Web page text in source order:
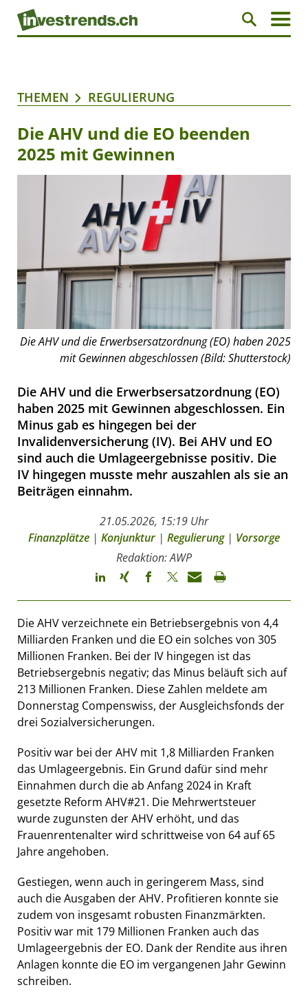
THEMEN REGULIERUNG
Die AHV und die EO beenden
2025 mit Gewinnen
Die AHV und die Erwerbsersatzordnung (EO) haben 2025
mit Gewinnen abgeschlossen (Bild: Shutterstock)
Die AHV und die Erwerbsersatzordnung (EO)
haben 2025 mit Gewinnen abgeschlossen. Ein
Minus gab es hingegen bei der
Invalidenversicherung (IV). Bei AHV und EO
sind auch die Umlageergebnisse positiv. Die
IV hingegen musste mehr auszahlen als sie an
Beiträgen einnahm.
21.05.2026, 15:19 Uhr
Finanzplätze | Konjunktur | Regulierung| Vorsorge
Redaktion: AWP
Die AHV verzeichnete ein Betriebsergebnis von 4,4
Milliarden Franken und die EO ein solches von 305
Millionen Franken. Bei der IV hingegen ist das
Betriebsergebnis negativ; das Minus beläuft sich auf
213 Millionen Franken. Diese Zahlen meldete am
Donnerstag Compenswiss, der Ausgleichsfonds der
drei Sozialversicherungen.
Positiv war bei der AHV mit 1,8 Milliarden Franken
das Umlageergebnis. Ein Grund dafür sind mehr
Einnahmen durch die ab Anfang 2024 in Kraft
gesetzte Reform AHV#21. Die Mehrwertsteuer
wurde zugunsten der AHV erhöht, und das
Frauenrentenalter wird schrittweise von 64 auf 65
Jahre angehoben.
Gestiegen, wenn auch in geringerem Mass, sind
auch die Ausgaben der AHV. Profitieren konnte sie
zudem von insgesamt robusten Finanzmärkten.
Positiv war mit 179 Millionen Franken auch das
Umlageergebnis der EO. Dank der Rendite aus ihren
Anlagen konnte die EO im vergangenen Jahr Gewinn
schreiben.